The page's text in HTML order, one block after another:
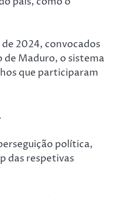
2024, convocados
Maduro, o sistema
que participaram
política,
das respetivas